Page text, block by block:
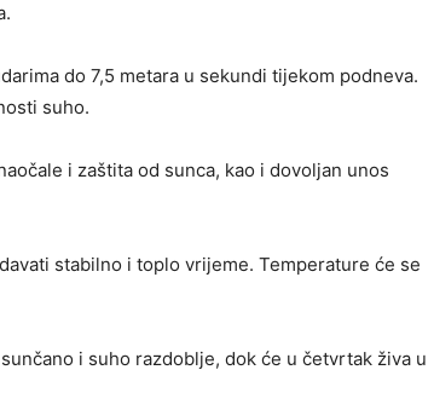
do 7,5 metara u sekundi tijekom podneva.
suho.
i zaštita od sunca, kao i dovoljan unos
stabilno i toplo vrijeme. Temperature će se
i suho razdoblje, dok će u četvrtak živa u